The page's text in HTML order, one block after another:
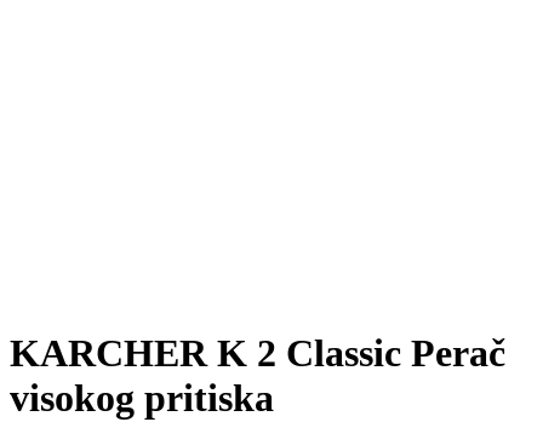
KARCHER K 2 Classic Perač
visokog pritiska